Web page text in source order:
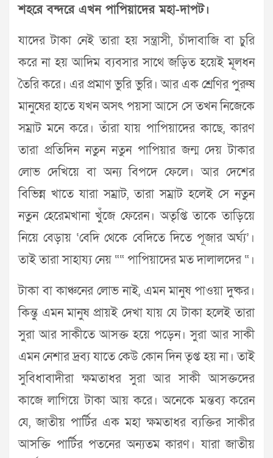
শহরে বন্দরে এখন পাপিয়াদের মহা-দাপট।
যাদের টাকা নেই তারা হয় সন্ত্রাসী, চাঁদাবাজি বা চুরি
করে না হয় আদিম ব্যবসার সাথে জড়িত হয়েই মূলধন
তৈরি করে। এর প্রমাণ ভুরি ভুরি। আর এক শ্রেণির পুরুষ
মানুষের হাতে যখন অসৎ পয়সা আসে সে তখন নিজেকে
সম্রাট মনে করে। তাঁরা যায় পাপিয়াদের কাছে, কারণ
তারা প্রতিদিন নতুন নতুন পাপিয়ার জন্ম দেয় টাকার
লোভ দেখিয়ে বা অন্য বিপদে ফেলে। আর দেশের
বিভিন্ন খাতে যারা সম্রাট, তারা সম্রাট হলেই সে নতুন
নতুন হেরেমখানা খুঁজে ফেরেন। অতৃপ্তি তাকে তাড়িয়ে
নিয়ে বেড়ায় ‘বেদি থেকে বেদিতে দিতে পূজার অর্ঘ্য’।
তাই তারা সাহায্য নেয় ““ পাপিয়াদের মত দালালদের “।
টাকা বা কাঞ্চনের লোভ নাই, এমন মানুষ পাওয়া দুষ্কর।
কিন্তু এমন মানুষ প্রায়ই দেখা যায় যে টাকা হলেই তারা
সুরা আর সাকীতে আসক্ত হয়ে পড়েন। সুরা আর সাকী
এমন নেশার দ্রব্য যাতে কেউ কোন দিন তৃপ্ত হয় না। তাই
সুবিধাবাদীরা ক্ষমতাধর সুরা আর সাকী আসক্তদের
কাজে লাগিয়ে টাকা আয় করে। অনেকে মন্তব্য করেন
যে, জাতীয় পার্টির এক মহা ক্ষমতাধর ব্যক্তির সাকীর
আসক্তি পার্টির পতনের অন্যতম কারণ। যারা জাতীয়